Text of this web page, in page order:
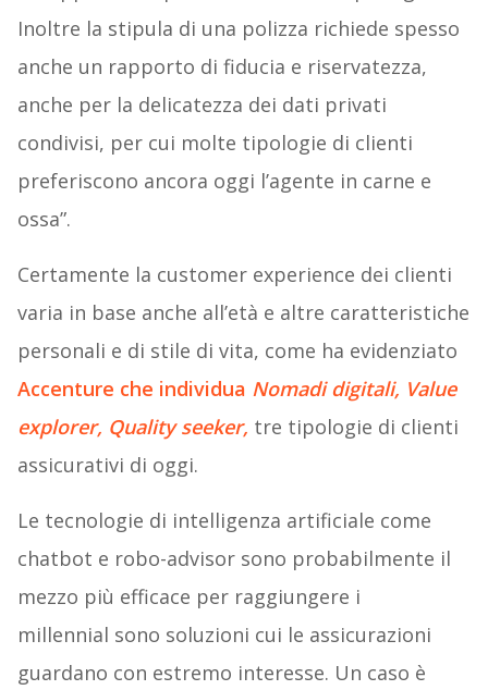
Inoltre la stipula di una polizza richiede spesso
anche un rapporto di fiducia e riservatezza,
anche per la delicatezza dei dati privati
condivisi, per cui molte tipologie di clienti
preferiscono ancora oggi l’agente in carne e
ossa”.
Certamente la customer experience dei clienti
varia in base anche all’età e altre caratteristiche
personali e di stile di vita, come ha evidenziato
Accenture che individua Nomadi digitali, Value
explorer, Quality seeker, tre tipologie di clienti
assicurativi di oggi.
Le tecnologie di intelligenza artificiale come
chatbot e robo-advisor sono probabilmente il
mezzo più efficace per raggiungere i
millennial sono soluzioni cui le assicurazioni
guardano con estremo interesse. Un caso è